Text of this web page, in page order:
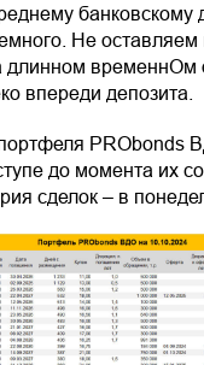
банковскому
Не оставляем
длинном временнОм
впереди депозита.
PRObonds
до момента их
сделок – в